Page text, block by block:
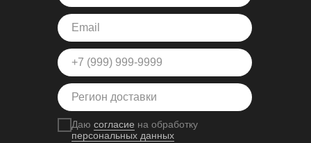
Даю согласие на обработку
персональных данных